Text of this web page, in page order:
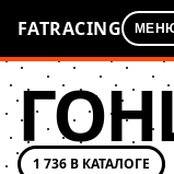
FATRACING
1 736 В КАТАЛОГЕ